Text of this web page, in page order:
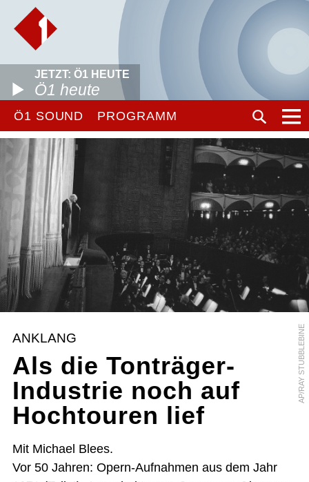
JETZT: Ö1 HEUTE
Ö1 heute
Ö1 SOUND PROGRAMM
AP/RAY STUBBLEBINE
ANKLANG
Als die Tonträger-
Industrie noch auf
Hochtouren lief
Mit Michael Blees.
Vor 50 Jahren: Opern-Aufnahmen aus dem Jahr